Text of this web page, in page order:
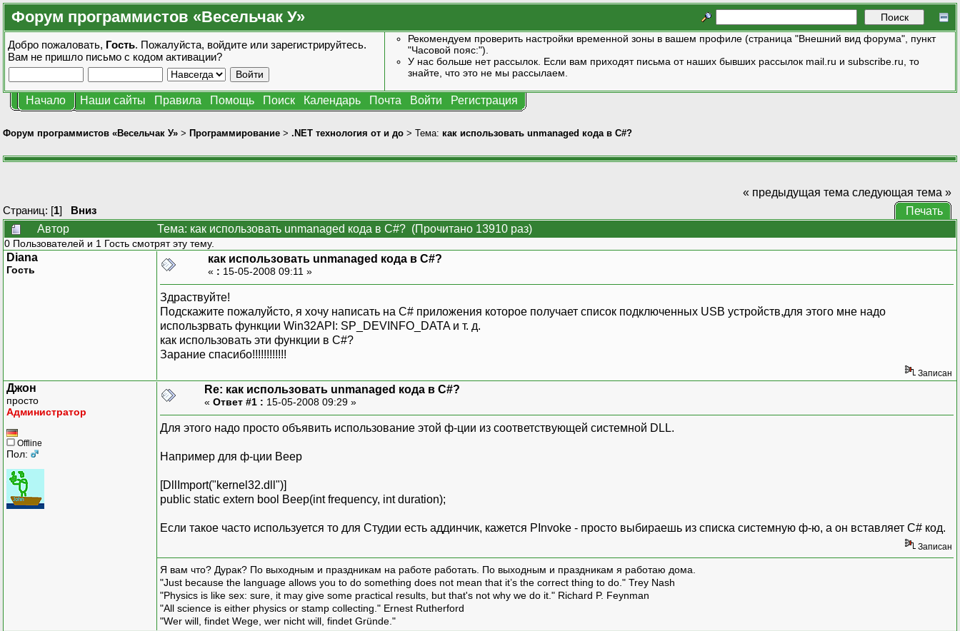
Форум программистов «Весельчак У»
Добро пожаловать, Гость. Пожалуйста, войдите или зарегистрируйтесь.
Вам не пришло письмо с кодом активации?
Рекомендуем проверить настройки временной зоны в вашем профиле (страница "Внешний вид форума", пункт
"Часовой пояс:").
У нас больше нет рассылок. Если вам приходят письма от наших бывших рассылок mail.ru и subscribe.ru, то
знайте, что это не мы рассылаем.
Начало Наши сайты Правила Помощь Поиск Календарь Почта Войти Регистрация
Форум программистов «Весельчак У» > Программирование > .NET технология от и до > Тема: как использовать unmanaged кода в C#?
Страниц: [1] Вниз
« предыдущая тема следующая тема »
Печать
Автор
Тема: как использовать unmanaged кода в C#? (Прочитано 13910 раз)
0 Пользователей и 1 Гость смотрят эту тему.
Diana
Гость
как использовать unmanaged кода в C#?
« : 15-05-2008 09:11 »
Здраствуйте!
Подскажите пожалуйсто, я хочу написать на C# приложения которое получает список подключенных USB устройств,для этого мне надо
использрвать функции Win32API: SP_DEVINFO_DATA и т. д.
как использовать эти функции в С#?
Зарание спасибо!!!!!!!!!!!!
Записан
Джон
просто
Администратор
Offline
Пол:
Re: как использовать unmanaged кода в C#?
« Ответ #1 : 15-05-2008 09:29 »
Для этого надо просто объявить использование этой ф-ции из соответствующей системной DLL.
Например для ф-ции Beep
[DllImport("kernel32.dll")]
public static extern bool Beep(int frequency, int duration);
Если такое часто используется то для Студии есть аддинчик, кажется PInvoke - просто выбираешь из списка системную ф-ю, а он вставляет C# код.
Записан
Я вам что? Дурак? По выходным и праздникам на работе работать. По выходным и праздникам я работаю дома.
"Just because the language allows you to do something does not mean that it’s the correct thing to do." Trey Nash
"Physics is like sex: sure, it may give some practical results, but that's not why we do it." Richard P. Feynman
"All science is either physics or stamp collecting." Ernest Rutherford
"Wer will, findet Wege, wer nicht will, findet Gründe."